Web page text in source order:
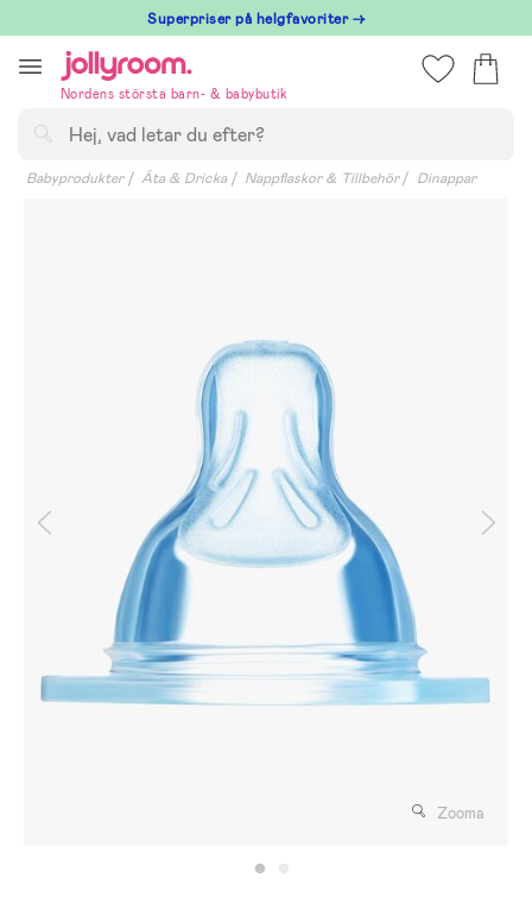
till
innehållet
Superpriser på helgfavoriter →
Nordens största barn- & babybutik
Babyprodukter Äta & Dricka Nappflaskor & Tillbehör Dinappar
Zooma